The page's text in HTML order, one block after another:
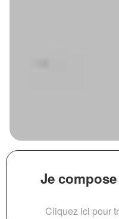
Je
Cliquez ici pour